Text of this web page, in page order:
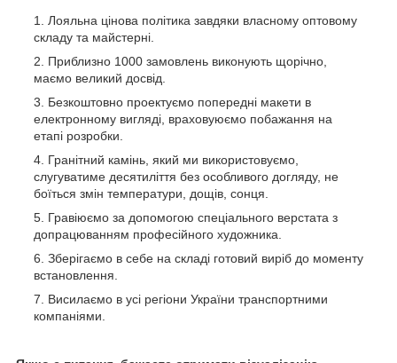
Лояльна цінова політика завдяки власному оптовому
складу та майстерні.
Приблизно 1000 замовлень виконують щорічно,
маємо великий досвід.
Безкоштовно проектуємо попередні макети в
електронному вигляді, враховуюємо побажання на
етапі розробки.
Гранітний камінь, який ми використовуємо,
слугуватиме десятиліття без особливого догляду, не
боїться змін температури, дощів, сонця.
Гравіюємо за допомогою спеціального верстата з
допрацюванням професійного художника.
Зберігаємо в себе на складі готовий виріб до моменту
встановлення.
Висилаємо в усі регіони України транспортними
компаніями.